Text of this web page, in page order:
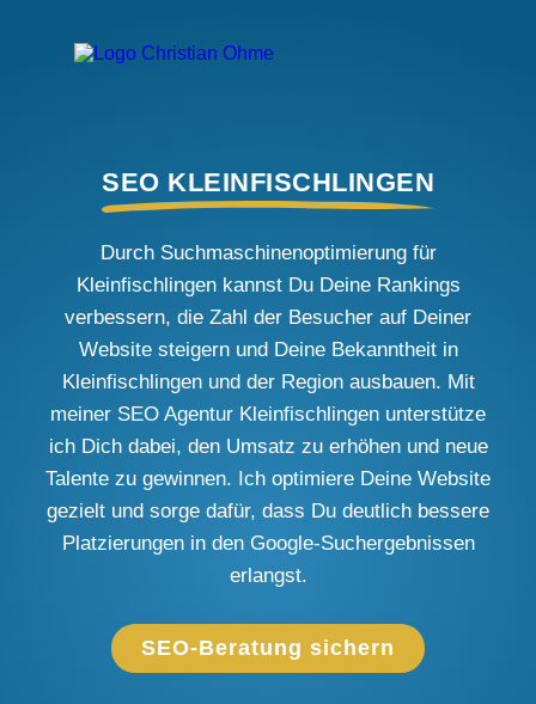
SEO KLEINFISCHLINGEN
Durch Suchmaschinenoptimierung für
Kleinfischlingen kannst Du Deine Rankings
verbessern, die Zahl der Besucher auf Deiner
Website steigern und Deine Bekanntheit in
Kleinfischlingen und der Region ausbauen. Mit
meiner SEO Agentur Kleinfischlingen unterstütze
ich Dich dabei, den Umsatz zu erhöhen und neue
Talente zu gewinnen. Ich optimiere Deine Website
gezielt und sorge dafür, dass Du deutlich bessere
Platzierungen in den Google-Suchergebnissen
erlangst.
SEO-Beratung sichern